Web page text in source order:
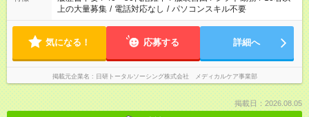
上の大量募集 / 電話対応なし / パソコンスキル不要
気になる！ 応募する 詳細へ
掲載元企業名 日研トータルソーシング株式会社 メディカルケア事業部
掲載日：2026.08.05